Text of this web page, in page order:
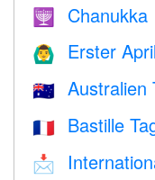
🕎 Chanukka
🙆‍♂️ Erster April
🇦🇺 Australien
🇫🇷 Bastille
📩